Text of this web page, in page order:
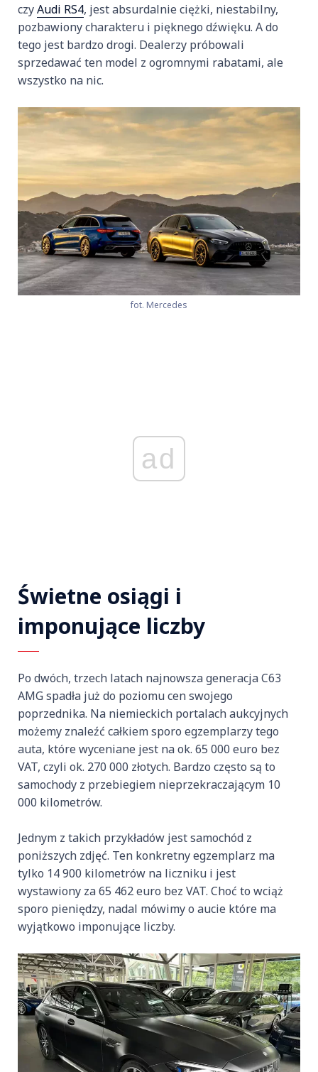
czyAudi RS4, jest absurdalnie ciężki, niestabilny,
pozbawiony charakteru i pięknego dźwięku. A do
tego jest bardzo drogi. Dealerzy próbowali
sprzedawać ten model z ogromnymi rabatami, ale
wszystko na nic.
fot. Mercedes
ad
Świetne osiągi i
imponujące liczby
Po dwóch, trzech latach najnowsza generacja C63
AMG spadła już do poziomu cen swojego
poprzednika. Na niemieckich portalach aukcyjnych
możemy znaleźć całkiem sporo egzemplarzy tego
auta, które wyceniane jest na ok. 65 000 euro bez
VAT, czyli ok. 270 000 złotych. Bardzo często są to
samochody z przebiegiem nieprzekraczającym 10
000 kilometrów.
Jednym z takich przykładów jest samochód z
poniższych zdjęć. Ten konkretny egzemplarz ma
tylko 14 900 kilometrów na liczniku i jest
wystawiony za 65 462 euro bez VAT. Choć to wciąż
sporo pieniędzy, nadal mówimy o aucie które ma
wyjątkowo imponujące liczby.